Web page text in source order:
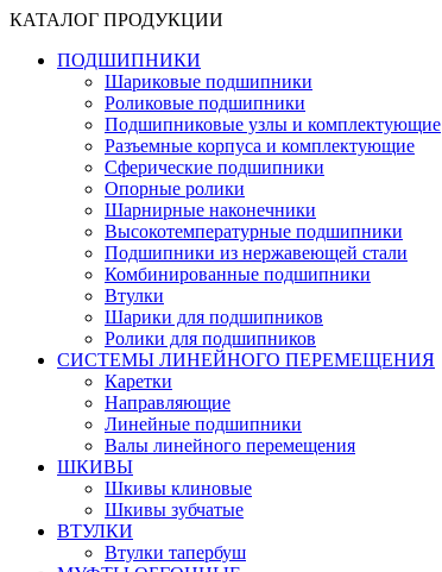
КАТАЛОГ ПРОДУКЦИИ
ПОДШИПНИКИ
Шариковые подшипники
Роликовые подшипники
Подшипниковые узлы и комплектующие
Разъемные корпуса и комплектующие
Сферические подшипники
Опорные ролики
Шарнирные наконечники
Высокотемпературные подшипники
Подшипники из нержавеющей стали
Комбинированные подшипники
Втулки
Шарики для подшипников
Ролики для подшипников
СИСТЕМЫ ЛИНЕЙНОГО ПЕРЕМЕЩЕНИЯ
Каретки
Направляющие
Линейные подшипники
Валы линейного перемещения
ШКИВЫ
Шкивы клиновые
Шкивы зубчатые
ВТУЛКИ
Втулки тапербуш